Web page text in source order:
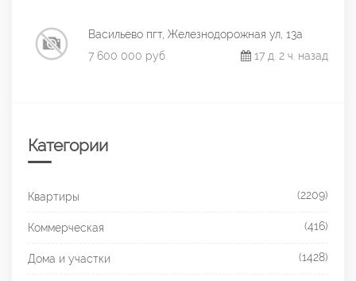
Васильево пгт, Железнодорожная ул, 13а
7 600 000 руб.
17 д. 2 ч. назад
Категории
Квартиры (2209)
Коммерческая (416)
Дома и участки (1428)